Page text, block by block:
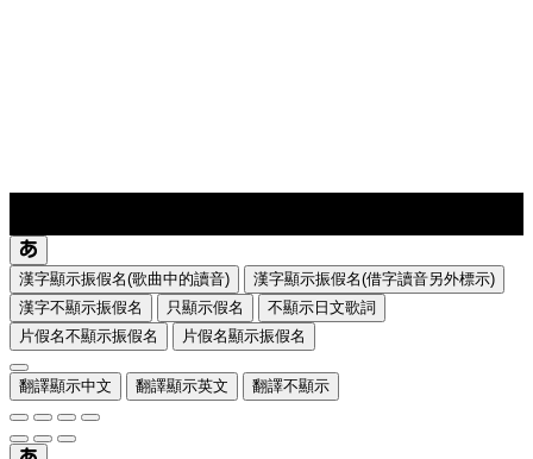
漢字顯示振假名(歌曲中的讀音)
漢字顯示振假名(借字讀音另外標示)
漢字不顯示振假名
只顯示假名
不顯示日文歌詞
片假名不顯示振假名
片假名顯示振假名
翻譯顯示中文 翻譯顯示英文 翻譯不顯示